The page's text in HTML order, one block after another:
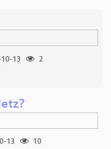
13
2
13
10